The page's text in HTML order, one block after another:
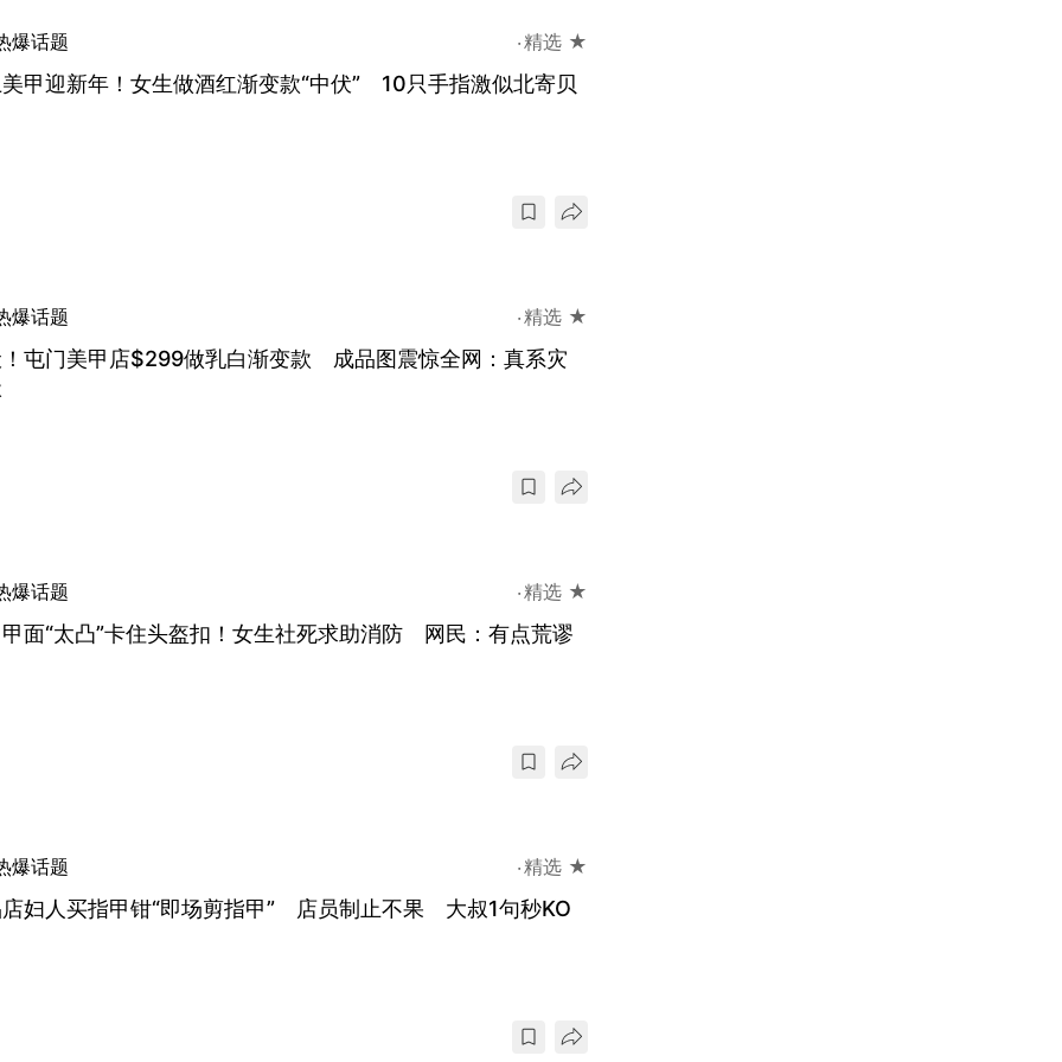
爆话题 精选 ★
甲迎新年！女生做酒红渐变款“中伏” 10只手指激似北寄贝
爆话题 精选 ★
屯门美甲店$299做乳白渐变款 成品图震惊全网：真系灾
爆话题 精选 ★
面“太凸”卡住头盔扣！女生社死求助消防 网民：有点荒谬
爆话题 精选 ★
妇人买指甲钳“即场剪指甲” 店员制止不果 大叔1句秒KO